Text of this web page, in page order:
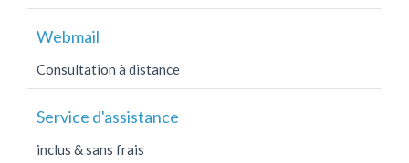
Webmail
Consultation à distance
Service d'assistance
inclus & sans frais